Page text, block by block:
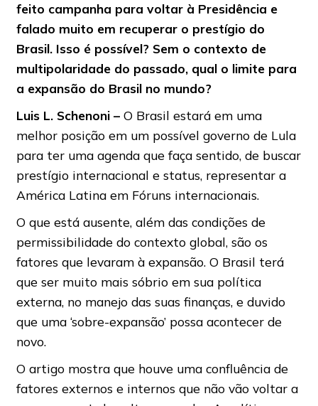
feito campanha para voltar à Presidência e
falado muito em recuperar o prestígio do
Brasil. Isso é possível? Sem o contexto de
multipolaridade do passado, qual o limite para
a expansão do Brasil no mundo?
LuisL. Schenoni – O Brasil estará em uma
melhor posição em um possível governo de Lula
para ter uma agenda que faça sentido, de buscar
prestígio internacional e status, representar a
América Latina em Fóruns internacionais.
O que está ausente, além das condições de
permissibilidade do contexto global, são os
fatores que levaram à expansão. O Brasil terá
que ser muito mais sóbrio em sua política
externa, no manejo das suas finanças, e duvido
que uma ‘sobre-expansão’ possa acontecer de
novo.
O artigo mostra que houve uma confluência de
fatores externos e internos que não vão voltar a